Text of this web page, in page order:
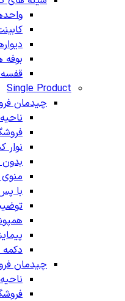
بوفه
Single Product
چیدمان
نوار
با
دکمه
چیدمان